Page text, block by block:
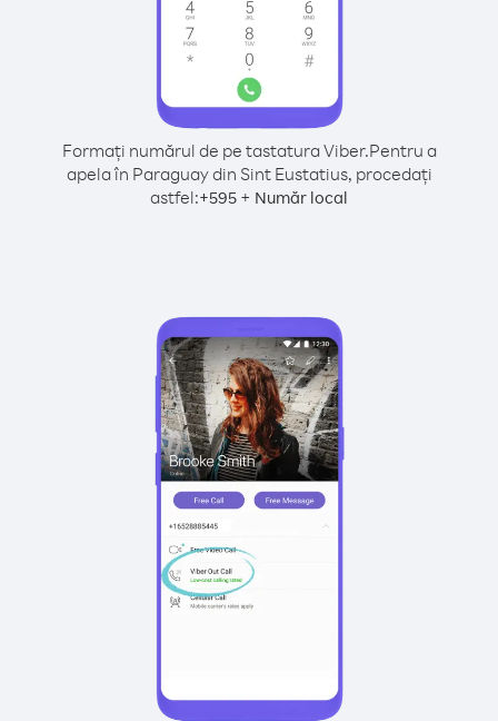
Formați numărul de pe tastatura Viber.Pentru a
apela în Paraguay din Sint Eustatius, procedați
astfel:+595 + Număr local